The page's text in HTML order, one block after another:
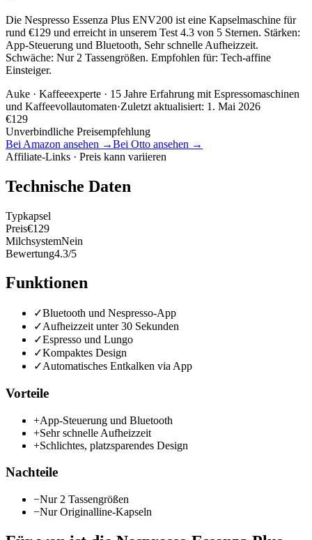
Die Nespresso Essenza Plus ENV200 ist eine Kapselmaschine für
rund €129 und erreicht in unserem Test 4.3 von 5 Sternen. Stärken:
App-Steuerung und Bluetooth, Sehr schnelle Aufheizzeit.
Schwäche: Nur 2 Tassengrößen. Empfohlen für: Tech-affine
Einsteiger.
Auke · Kaffeeexperte · 15 Jahre Erfahrung mit Espressomaschinen
und Kaffeevollautomaten·Zuletzt aktualisiert: 1. Mai 2026
€129
Unverbindliche Preisempfehlung
Bei Amazon ansehen →Bei Otto ansehen →
Affiliate-Links · Preis kann variieren
Technische Daten
Typkapsel
Preis€129
MilchsystemNein
Bewertung4.3/5
Funktionen
✓Bluetooth und Nespresso-App
✓Aufheizzeit unter 30 Sekunden
✓Espresso und Lungo
✓Kompaktes Design
✓Automatisches Entkalken via App
Vorteile
+App-Steuerung und Bluetooth
+Sehr schnelle Aufheizzeit
+Schlichtes, platzsparendes Design
Nachteile
−Nur 2 Tassengrößen
−Nur Originalline-Kapseln